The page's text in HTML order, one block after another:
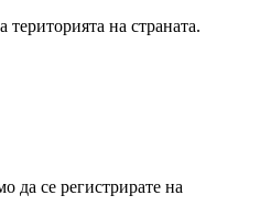
на страната.
да се регистрирате на